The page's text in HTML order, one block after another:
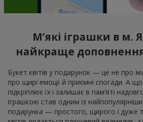
М’які іграшки в м.
найкраще доповнення
Букет квітів у подарунок — це не про
про щирі емоції й приємні спогади. А
підкріплює їх і залишає в пам’яті
іграшкою став одним із
подарунка — простого, щирого і дуже